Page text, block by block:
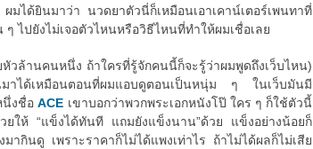
ด้ยินมาว่า นวดยาตัวนี่ก็เหมือนเอาเคาน์เตอร์เพนทาที่
ไปยังไม่เจอตัวไหนหรือวิธีไหนที่ทำให้ผมเชื่อเลย
หัวล้านคนหนึ่ง ถ้าใครที่รู้จักคนนี้ก็จะรู้ว่าผมพูดถึงเว็บไหน)
มาได้เหมือนตอนที่ผมแอบดูตอนเป็นหนุ่ม ๆ ในเว็บมันมี
นึ่งชื่อACE เขาบอกว่าพวกพระเอกหนังโป๊ ใคร ๆ ก็ใช้ตัวนี้
ให้ “แข็งได้ทันที แถมยังแข็งนาน”ด้วย แข็งอย่างน้อยก็
ากินดู เพราะราคาก็ไม่ได้แพงเท่าไร ถ้าไม่ได้ผลก็ไม่เสีย